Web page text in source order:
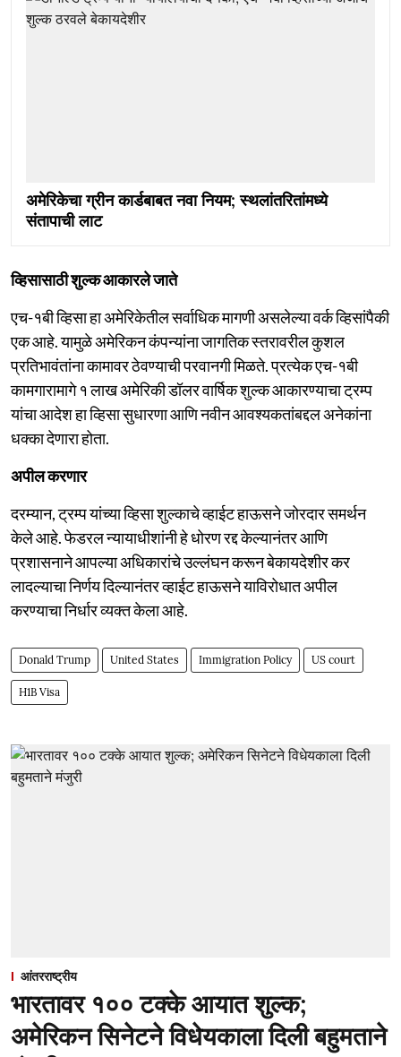
अमेरिकेचा ग्रीन कार्डबाबत नवा नियम; स्थलांतरितांमध्ये
संतापाची लाट
व्हिसासाठी शुल्क आकारले जाते
एच-१बी व्हिसा हा अमेरिकेतील सर्वाधिक मागणी असलेल्या वर्क व्हिसांपैकी
एक आहे. यामुळे अमेरिकन कंपन्यांना जागतिक स्तरावरील कुशल
प्रतिभावंतांना कामावर ठेवण्याची परवानगी मिळते. प्रत्येक एच-१बी
कामगारामागे १ लाख अमेरिकी डॉलर वार्षिक शुल्क आकारण्याचा ट्रम्प
यांचा आदेश हा व्हिसा सुधारणा आणि नवीन आवश्यकतांबद्दल अनेकांना
धक्का देणारा होता.
अपील करणार
दरम्यान, ट्रम्प यांच्या व्हिसा शुल्काचे व्हाईट हाऊसने जोरदार समर्थन
केले आहे. फेडरल न्यायाधीशांनी हे धोरण रद्द केल्यानंतर आणि
प्रशासनाने आपल्या अधिकारांचे उल्लंघन करून बेकायदेशीर कर
लादल्याचा निर्णय दिल्यानंतर व्हाईट हाऊसने याविरोधात अपील
करण्याचा निर्धार व्यक्त केला आहे.
Donald Trump United States Immigration Policy US court
H1B Visa
आंतरराष्ट्रीय
भारतावर १०० टक्के आयात शुल्क;
अमेरिकन सिनेटने विधेयकाला दिली बहुमताने